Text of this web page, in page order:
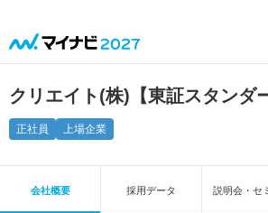
クリエイト(株)【東証スタンダ
正社員 上場企業
会社概要 採用データ 説明会・セ